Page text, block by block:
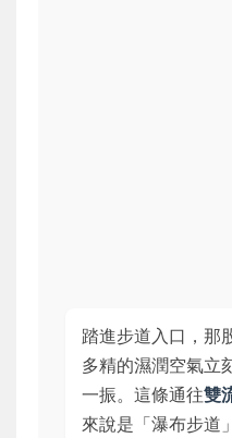
踏進步道入口，那
多精的濕潤空氣立
一振。這條通往雙
來說是「瀑布步道